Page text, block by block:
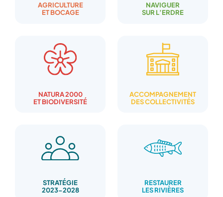
AGRICULTURE
ET BOCAGE
NAVIGUER
SUR L’ERDRE
NATURA 2000
ET BIODIVERSITÉ
ACCOMPAGNEMENT
DES COLLECTIVITÉS
STRATÉGIE
2023-2028
RESTAURER
LES RIVIÈRES